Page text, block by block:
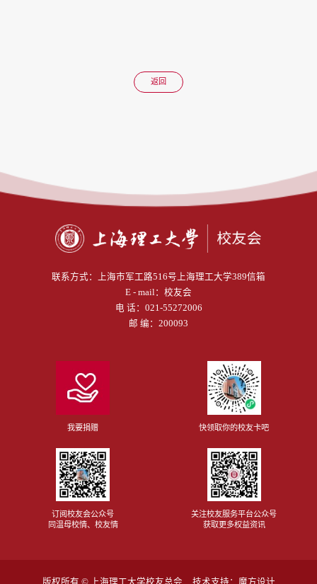
返回
联系方式：
上海市军工路516号上海理工大学389信箱
E - mail： 校友会
电 话： 021-55272006
邮 编：200093
我要捐赠 快领取你的校友卡吧
订阅校友会公众号
同温母校情、校友情
关注校友服务平台公众号
获取更多权益资讯
版权所有 © 上海理工大学校友总会 技术支持： 魔方设计